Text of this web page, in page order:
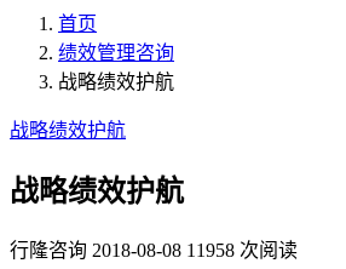
首页
绩效管理咨询
战略绩效护航
战略绩效护航
战略绩效护航
行隆咨询 2018-08-08 11958 次阅读